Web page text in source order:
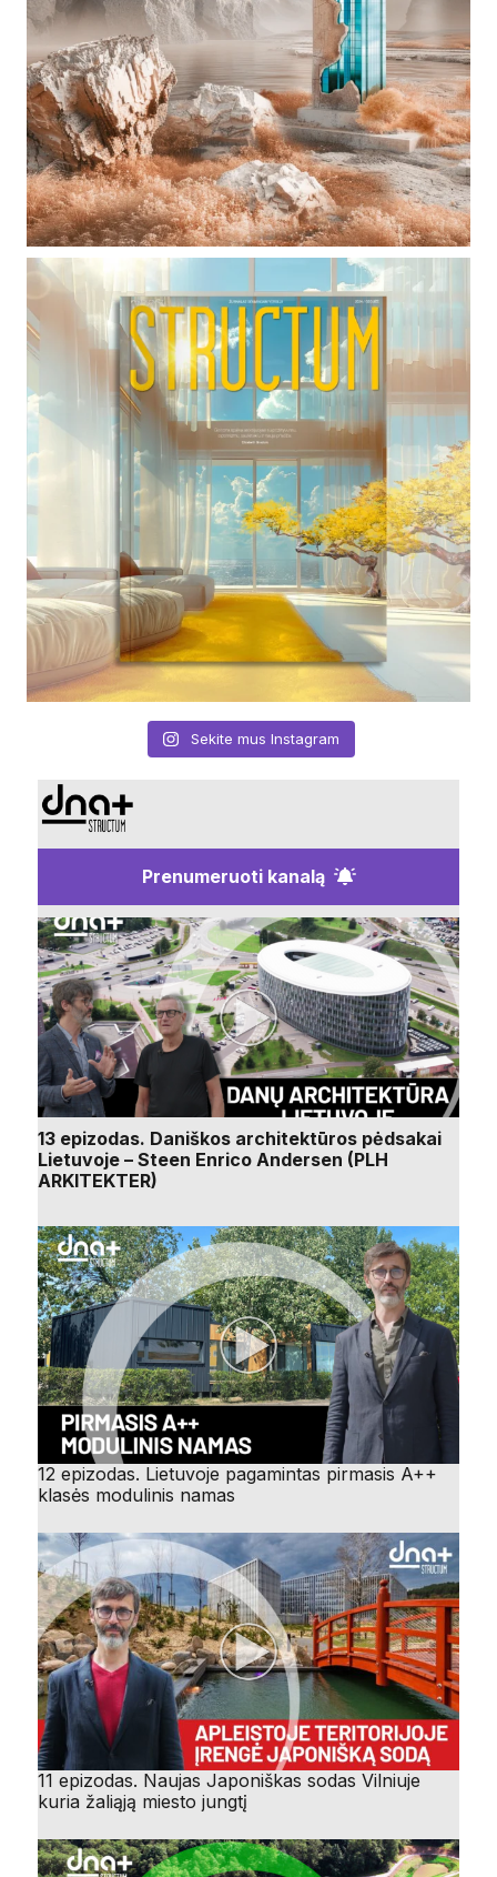
Sekite mus Instagram
Prenumeruoti kanalą
13 epizodas. Daniškos architektūros pėdsakai
Lietuvoje – Steen Enrico Andersen (PLH
ARKITEKTER)
12 epizodas. Lietuvoje pagamintas pirmasis A++
klasės modulinis namas
11 epizodas. Naujas Japoniškas sodas Vilniuje
kuria žaliąją miesto jungtį